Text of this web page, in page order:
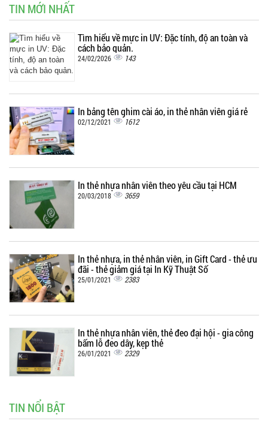
TIN MỚI NHẤT
Tìm hiểu về mực in UV: Đặc tính, độ an toàn và
cách bảo quản.
24/02/2026 143
In bảng tên ghim cài áo, in thẻ nhân viên giá rẻ
02/12/2021 1612
In thẻ nhựa nhân viên theo yêu cầu tại HCM
20/03/2018 3659
In thẻ nhựa, in thẻ nhân viên, in Gift Card - thẻ ưu
đãi - thẻ giảm giá tại In Kỹ Thuật Số
25/01/2021 2383
In thẻ nhựa nhân viên, thẻ đeo đại hội - gia công
bấm lỗ đeo dây, kẹp thẻ
26/01/2021 2329
TIN NỔI BẬT